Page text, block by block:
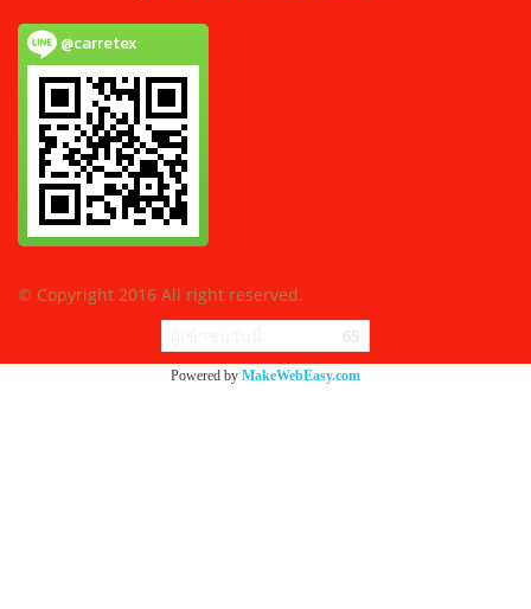
@carretex
© Copyright 2016 All right reserved.
Powered by MakeWebEasy.com